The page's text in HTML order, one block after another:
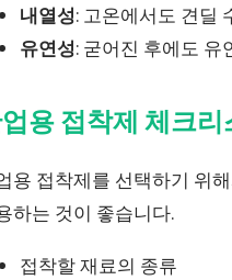
내열성: 고온에서도 견딜
유연성: 굳어진 후에도 유
용 접착제 체크
용 접착제를 선택하기 위
하는 것이 좋습니다.
접착할 재료의 종류